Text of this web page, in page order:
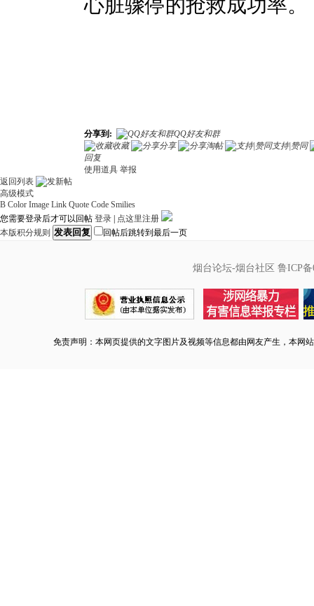
心脏骤停的抢救成功率。
分享到:
QQ好友和群
收藏
分享 淘帖
支持|赞同
回复
使用道具 举报
返回列表
高级模式
B Color Image Link Quote Code Smilies
您需要登录后才可以回帖 登录
点这里注册
本版积分规则 发表回复 回帖后跳转到最后一页
烟台论坛-烟台社区 鲁ICP备
免责声明：本网页提供的文字图片及视频等信息都由网友产生，本网